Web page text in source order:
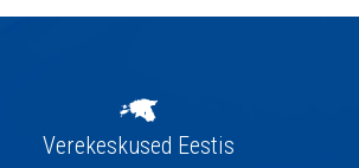
Verekeskused Eestis